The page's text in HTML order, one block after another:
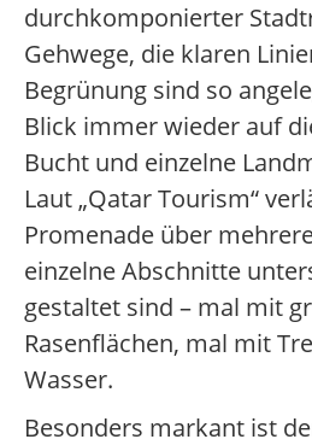
durchkomponierter
Gehwege, die klaren
Begrünung sind so
Blick immer wieder auf
Bucht und einzelne
Laut „Qatar Tourism“
Promenade über
einzelne Abschnitte
gestaltet sind – mal mit
Rasenflächen, mal mit
Wasser.
Besonders markant ist